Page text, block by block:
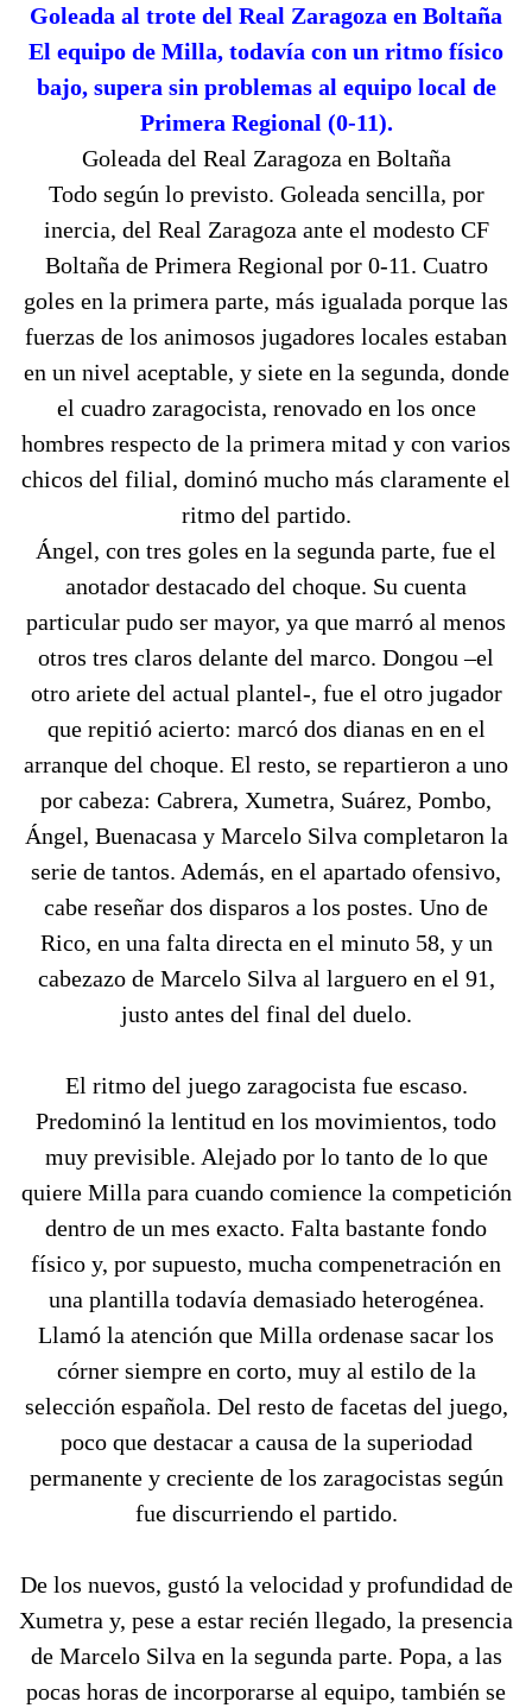
Goleada al trote del Real Zaragoza en Boltaña
El equipo de Milla, todavía con un ritmo físico
bajo, supera sin problemas al equipo local de
Primera Regional (0-11).
Goleada del Real Zaragoza en Boltaña
Todo según lo previsto. Goleada sencilla, por
inercia, del Real Zaragoza ante el modesto CF
Boltaña de Primera Regional por 0-11. Cuatro
goles en la primera parte, más igualada porque las
fuerzas de los animosos jugadores locales estaban
en un nivel aceptable, y siete en la segunda, donde
el cuadro zaragocista, renovado en los once
hombres respecto de la primera mitad y con varios
chicos del filial, dominó mucho más claramente el
ritmo del partido.
Ángel, con tres goles en la segunda parte, fue el
anotador destacado del choque. Su cuenta
particular pudo ser mayor, ya que marró al menos
otros tres claros delante del marco. Dongou –el
otro ariete del actual plantel-, fue el otro jugador
que repitió acierto: marcó dos dianas en en el
arranque del choque. El resto, se repartieron a uno
por cabeza: Cabrera, Xumetra, Suárez, Pombo,
Ángel, Buenacasa y Marcelo Silva completaron la
serie de tantos. Además, en el apartado ofensivo,
cabe reseñar dos disparos a los postes. Uno de
Rico, en una falta directa en el minuto 58, y un
cabezazo de Marcelo Silva al larguero en el 91,
justo antes del final del duelo.
El ritmo del juego zaragocista fue escaso.
Predominó la lentitud en los movimientos, todo
muy previsible. Alejado por lo tanto de lo que
quiere Milla para cuando comience la competición
dentro de un mes exacto. Falta bastante fondo
físico y, por supuesto, mucha compenetración en
una plantilla todavía demasiado heterogénea.
Llamó la atención que Milla ordenase sacar los
córner siempre en corto, muy al estilo de la
selección española. Del resto de facetas del juego,
poco que destacar a causa de la superiodad
permanente y creciente de los zaragocistas según
fue discurriendo el partido.
De los nuevos, gustó la velocidad y profundidad de
Xumetra y, pese a estar recién llegado, la presencia
de Marcelo Silva en la segunda parte. Popa, a las
pocas horas de incorporarse al equipo, también se